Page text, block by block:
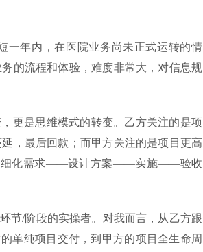
一年内，在医院业务尚未正式运转的情
的流程和体验，难度非常大，对信息规
更是思维模式的转变。乙方关注的是项
，最后回款；而甲方关注的是项目更高
细化需求——设计方案——实施——验收
节/阶段的实操者。对我而言，从乙方跟
单纯项目交付，到甲方的项目全生命周